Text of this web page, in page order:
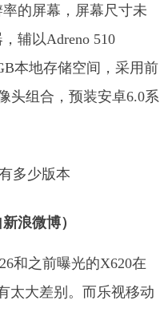
的屏幕，屏幕尺寸未
辅以Adreno 510
本地存储空间，采用前
头组合，预装安卓6.0系
浪微博）
和之前曝光的X620在
太大差别。而乐视移动